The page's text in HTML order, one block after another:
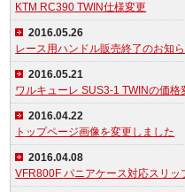
KTM RC390 TWIN仕様変更
2016.05.26
レース用ハンドル販売終了のお知
2016.05.21
ワルキューレ SUS3-1 TWINの価格
2016.04.22
トップページ画像を変更しました
2016.04.08
VFR800F パニアケース対応スリッ